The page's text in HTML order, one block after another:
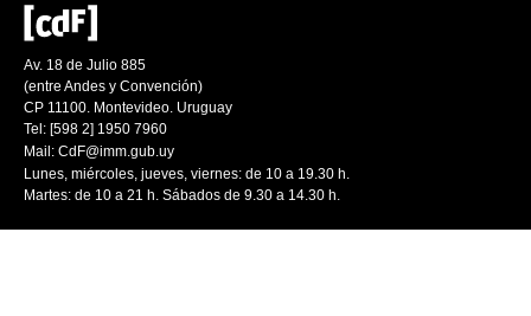
Av. 18 de Julio 885
(entre Andes y Convención)
CP 11100. Montevideo. Uruguay
Tel: [598 2] 1950 7960
Mail: CdF@imm.gub.uy
Lunes, miércoles, jueves, viernes: de 10 a 19.30 h.
Martes: de 10 a 21 h. Sábados de 9.30 a 14.30 h.